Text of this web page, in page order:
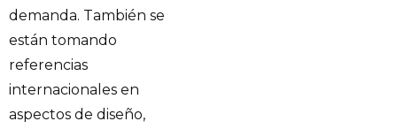
demanda. También se
están tomando
referencias
internacionales en
aspectos de diseño,